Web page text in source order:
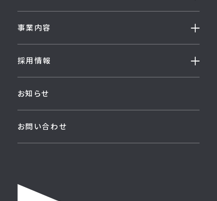
事業内容
採用情報
お知らせ
お問い合わせ